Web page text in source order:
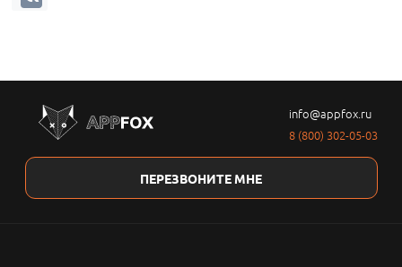
info@appfox.ru
8 (800) 302-05-03
ПЕРЕЗВОНИТЕ МНЕ